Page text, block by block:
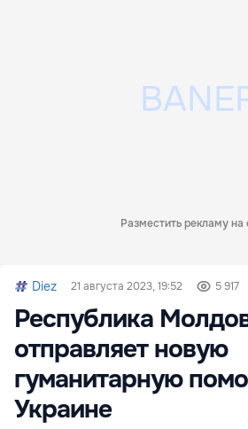
Разместить рекламу на
Diez 21 августа 2023, 19:52 5 917
Республика
отправляет новую
гуманитарную
Украине